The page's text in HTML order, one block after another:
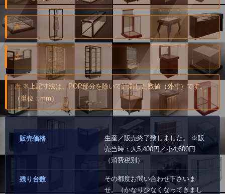
※上記寸法は、POP部分を除いて計測した数値（外寸）です。
（単位：mm）
販売価格
生産／販売終了致しました。 ※販
売当時：大5,400円／小4,600円
（消費税別）
残り台数
その都度お問い合わせ下さいま
せ。（かなり少なくなってきまし